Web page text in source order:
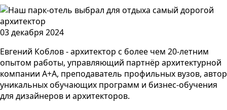
03 декабря 2024
Евгений Коблов - архитектор с более чем 20-летним
опытом работы, управляющий партнёр архитектурной
компании A+A, преподаватель профильных вузов, автор
уникальных обучающих программ и бизнес-обучения
для дизайнеров и архитекторов.